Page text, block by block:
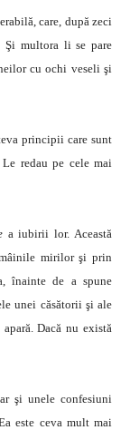
care, după zeci
Şi multora li se pare
cu ochi veseli şi
principii care sunt
redau pe cele mai
a iubirii lor. Această
mirilor şi prin
înainte de a spune
unei căsătorii şi ale
Dacă nu există
şi unele confesiuni
este ceva mult mai